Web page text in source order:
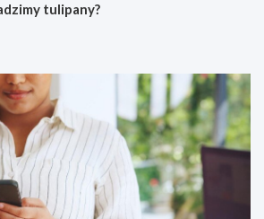
tulipany?